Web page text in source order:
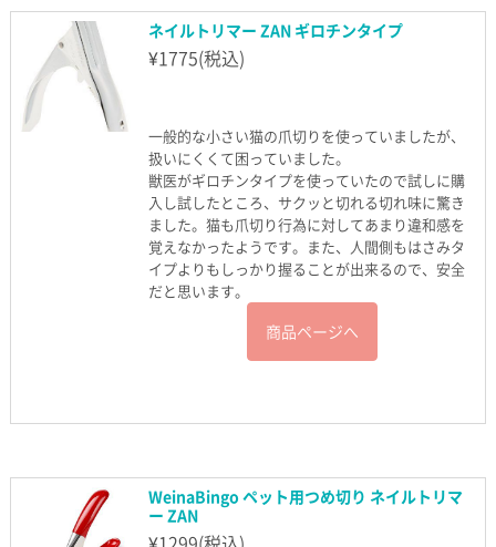
ネイルトリマー ZAN ギロチンタイプ
¥1775(税込)
一般的な小さい猫の爪切りを使っていましたが、
扱いにくくて困っていました。
獣医がギロチンタイプを使っていたので試しに購
入し試したところ、サクッと切れる切れ味に驚き
ました。猫も爪切り行為に対してあまり違和感を
覚えなかったようです。また、人間側もはさみタ
イプよりもしっかり握ることが出来るので、安全
だと思います。
商品ページへ
WeinaBingo ペット用つめ切り ネイルトリマ
ー ZAN